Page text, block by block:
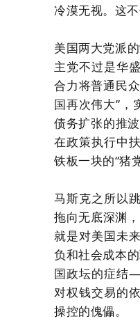
冷漠无视。这
美国两大党派
主党不过是华
合力将普通民
国再次伟大”，
债务扩张的推波
在政策执行中
铁板一块的“猪
马斯克之所以
拖向无底深渊
就是对美国未
负和社会成本
国政坛的症结
对权钱交易的
操控的傀儡。